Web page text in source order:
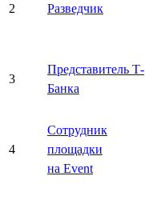
2 Разведчик
3
Представитель Т-
Банка
4
Сотрудник
площадки
на Event